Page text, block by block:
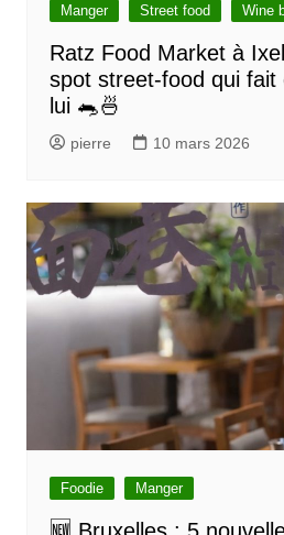
Manger
Street food Wine
Ratz Food Market à
spot street-food qui fait
lui 🐀🍜
pierre 10 mars 2026
Foodie Manger